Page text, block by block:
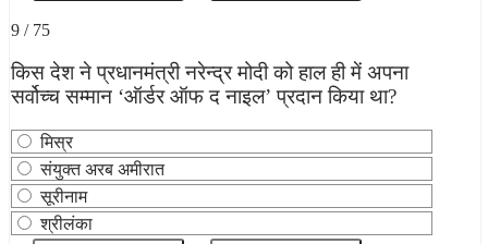
9 / 75
किस देश ने प्रधानमंत्री नरेन्‍द्र मोदी को हाल ही में अपना
सर्वोच्‍च सम्‍मान ‘ऑर्डर ऑफ द नाइल’ प्रदान किया था?
मिस्र
संयुक्त अरब अमीरात
सूरीनाम
श्रीलंका